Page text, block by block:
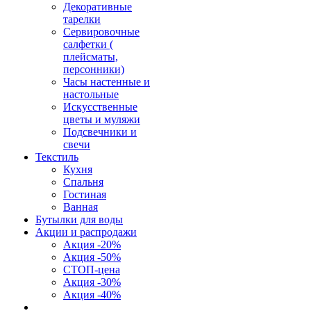
Декоративные
тарелки
Сервировочные
салфетки (
плейсматы,
персонники)
Часы настенные и
настольные
Искусственные
цветы и муляжи
Подсвечники и
свечи
Текстиль
Кухня
Спальня
Гостиная
Ванная
Бутылки для воды
Акции и распродажи
Акция -20%
Акция -50%
СТОП-цена
Акция -30%
Акция -40%